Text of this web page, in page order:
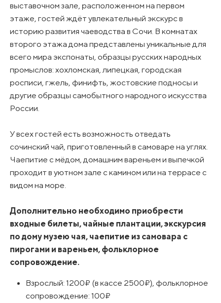
выставочном зале, расположенном на первом
этаже, гостей ждёт увлекательный экскурс в
историю развития чаеводства в Сочи. В комнатах
второго этажа дома представлены уникальные для
всего мира экспонаты, образцы русских народных
промыслов: хохломская, липецкая, городская
росписи, гжель, финифть, жостовские подносы и
другие образцы самобытного народного искусства
России.
У всех гостей есть возможность отведать
сочинский чай, приготовленный в самоваре на углях.
Чаепитие с мёдом, домашним вареньем и выпечкой
проходит в уютном зале с камином или на террасе с
видом на море.
Дополнительно необходимо приобрести
входные билеты, чайные плантации, экскурсия
по дому музею чая, чаепитие из самовара с
пирогами и вареньем, фольклорное
сопровождение.
Взрослый: 1200₽ (в кассе 2500₽), фольклорное
сопровождение: 100₽